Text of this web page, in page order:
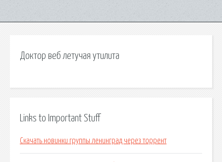
Доктор веб летучая утилита
Links to Important Stuff
Скачать новинки группы ленинград через торрент